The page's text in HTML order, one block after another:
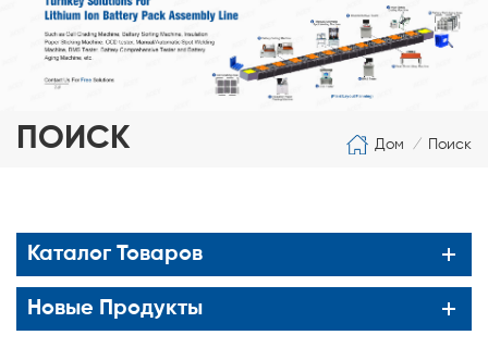
ПОИСК Дом / Поиск
Каталог Товаров
Новые Продукты